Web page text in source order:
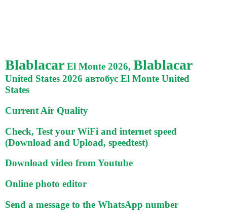
Blablacar El Monte 2026, Blablacar
United States 2026 автобус El Monte United
States
Current Air Quality
Check, Test your WiFi and internet speed
(Download and Upload, speedtest)
Download video from Youtube
Online photo editor
Send a message to the WhatsApp number